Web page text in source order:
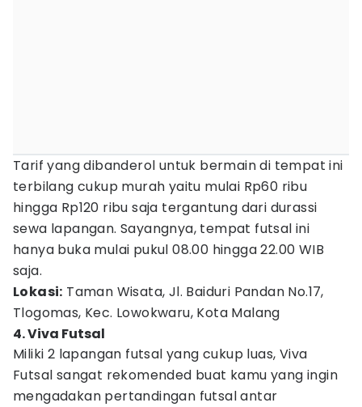
Tarif yang dibanderol untuk bermain di tempat ini
terbilang cukup murah yaitu mulai Rp60 ribu
hingga Rp120 ribu saja tergantung dari durassi
sewa lapangan. Sayangnya, tempat futsal ini
hanya buka mulai pukul 08.00 hingga 22.00 WIB
saja.
Lokasi: Taman Wisata, Jl. Baiduri Pandan No.17,
Tlogomas, Kec. Lowokwaru, Kota Malang
4. Viva Futsal
Miliki 2 lapangan futsal yang cukup luas, Viva
Futsal sangat rekomended buat kamu yang ingin
mengadakan pertandingan futsal antar